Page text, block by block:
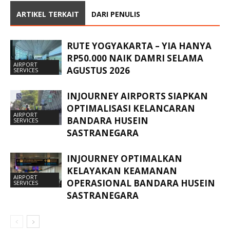
ARTIKEL TERKAIT DARI PENULIS
AIRPORT
SERVICES
RUTE YOGYAKARTA – YIA HANYA
RP50.000 NAIK DAMRI SELAMA
AGUSTUS 2026
AIRPORT
SERVICES
INJOURNEY AIRPORTS SIAPKAN
OPTIMALISASI KELANCARAN
BANDARA HUSEIN
SASTRANEGARA
AIRPORT
SERVICES
INJOURNEY OPTIMALKAN
KELAYAKAN KEAMANAN
OPERASIONAL BANDARA HUSEIN
SASTRANEGARA